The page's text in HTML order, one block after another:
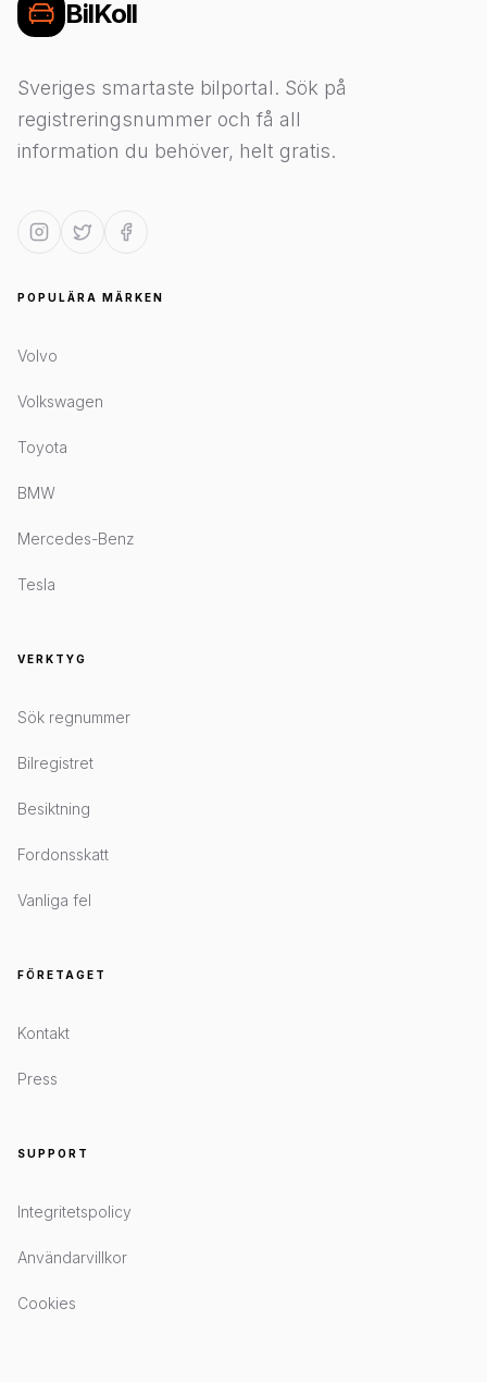
BilKoll
Sveriges smartaste bilportal. Sök på
registreringsnummer och få all
information du behöver, helt gratis.
POPULÄRA MÄRKEN
Volvo
Volkswagen
Toyota
BMW
Mercedes-Benz
Tesla
VERKTYG
Sök regnummer
Bilregistret
Besiktning
Fordonsskatt
Vanliga fel
FÖRETAGET
Kontakt
Press
SUPPORT
Integritetspolicy
Användarvillkor
Cookies